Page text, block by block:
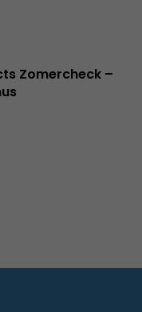
Zomercheck –